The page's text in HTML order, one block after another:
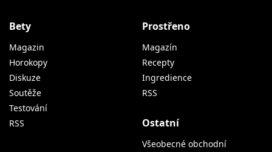
Bety
Magazin
Horokopy
Diskuze
Soutěže
Testování
RSS
Prostřeno
Magazín
Recepty
Ingredience
RSS
Ostatní
Všeobecné obchodní